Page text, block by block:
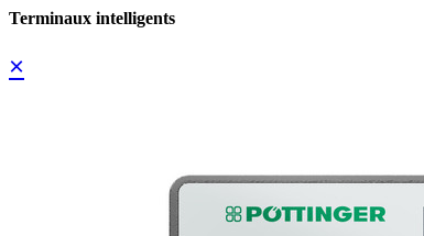
Terminaux intelligents
×